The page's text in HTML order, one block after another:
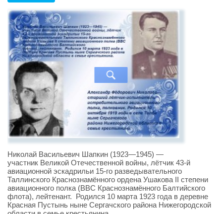
Николай Васильевич Шапкин (1923—1945) —
участник Великой Отечественной войны, лётчик 43-й
авиационной эскадрильи 15-го разведывательного
Таллинского Краснознамённого ордена Ушакова II степени
авиационного полка (ВВС Краснознамённого Балтийского
флота), лейтенант. Родился 10 марта 1923 года в деревне
Красная Пустынь ныне Сергачского района Нижегородской